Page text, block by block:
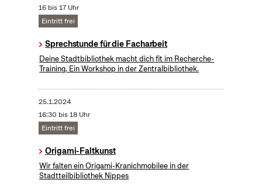
16 bis 17 Uhr
Eintritt frei
Sprechstunde für die Facharbeit
Deine Stadtbibliothek macht dich fit im Recherche-
Training. Ein Workshop in der Zentralbibliothek.
25.1.2024
16:30 bis 18 Uhr
Eintritt frei
Origami-Faltkunst
Wir falten ein Origami-Kranichmobilee in der
Stadtteilbibliothek Nippes